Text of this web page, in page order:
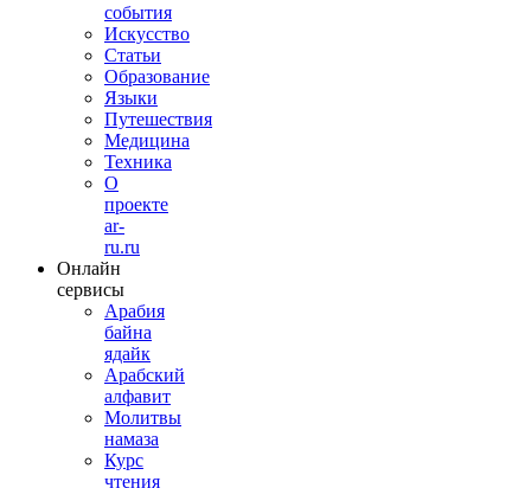
события
Искусство
Статьи
Образование
Языки
Путешествия
Медицина
Техника
О
проекте
ar-
ru.ru
Онлайн
сервисы
Арабия
байна
ядайк
Арабский
алфавит
Молитвы
намаза
Курс
чтения